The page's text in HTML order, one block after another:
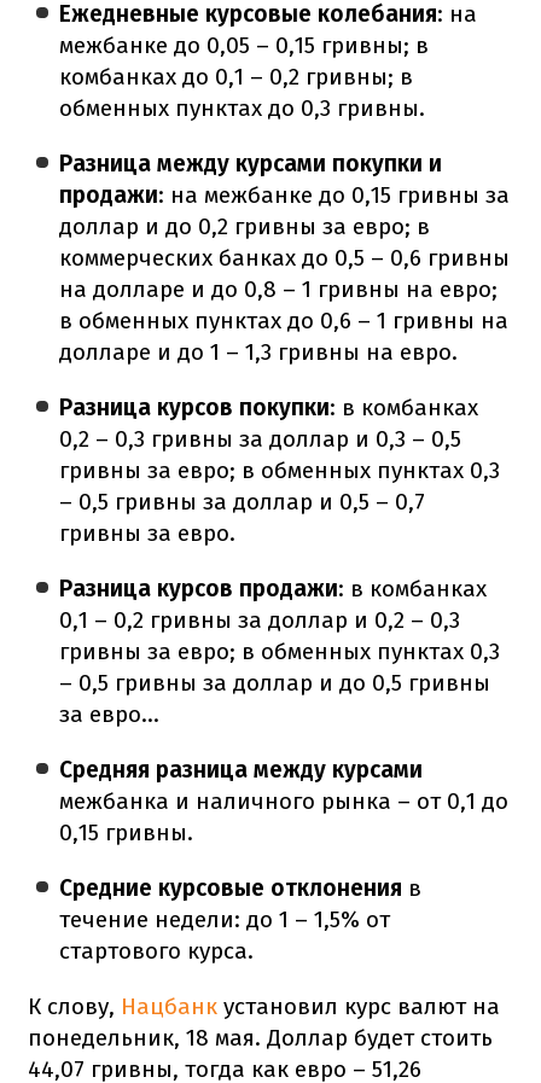
Ежедневные курсовые колебания: на
межбанке до 0,05 – 0,15 гривны; в
комбанках до 0,1 – 0,2 гривны; в
обменных пунктах до 0,3 гривны.
Разница между курсами покупки и
продажи: на межбанке до 0,15 гривны за
доллар и до 0,2 гривны за евро; в
коммерческих банках до 0,5 – 0,6 гривны
на долларе и до 0,8 – 1 гривны на евро;
в обменных пунктах до 0,6 – 1 гривны на
долларе и до 1 – 1,3 гривны на евро.
Разница курсов покупки: в комбанках
0,2 – 0,3 гривны за доллар и 0,3 – 0,5
гривны за евро; в обменных пунктах 0,3
– 0,5 гривны за доллар и 0,5 – 0,7
гривны за евро.
Разница курсов продажи: в комбанках
0,1 – 0,2 гривны за доллар и 0,2 – 0,3
гривны за евро; в обменных пунктах 0,3
– 0,5 гривны за доллар и до 0,5 гривны
за евро...
Средняя разница между курсами
межбанка и наличного рынка – от 0,1 до
0,15 гривны.
Средние курсовые отклонения в
течение недели: до 1 – 1,5% от
стартового курса.
К слову, Нацбанк установил курс валют на
понедельник, 18 мая. Доллар будет стоить
44,07 гривны, тогда как евро – 51,26